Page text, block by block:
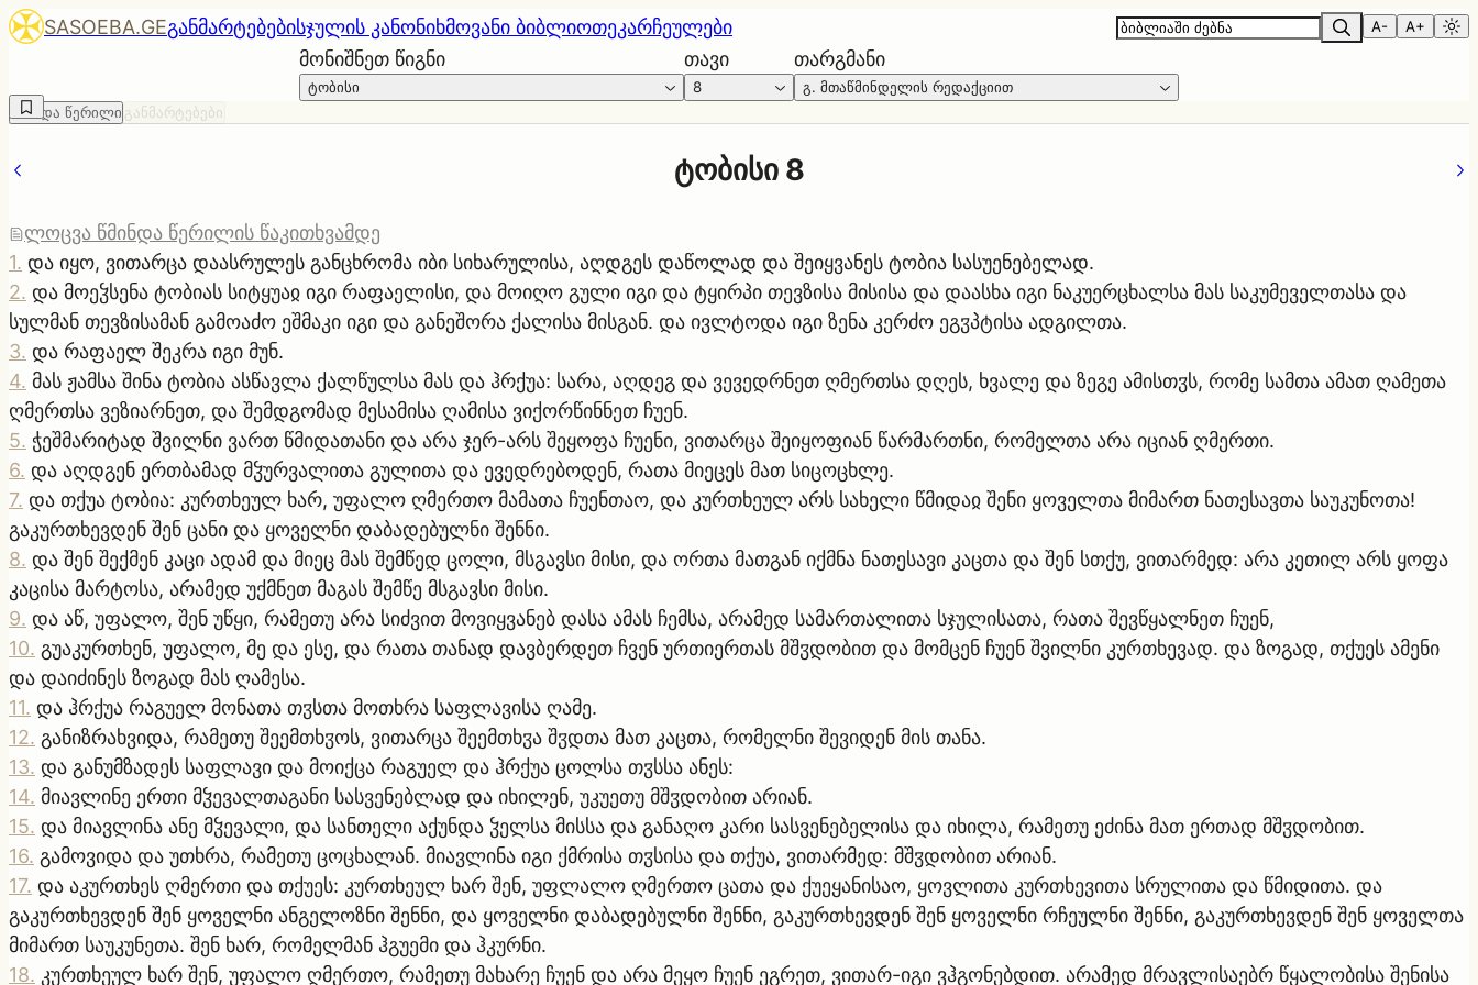
SASOEBA.GEგანმარტებებისჯულის კანონიხმოვანი ბიბლიოთეკარჩეულები A- A+
მონიშნეთ წიგნი
ტობისი
თავი
8
თარგმანი
გ. მთაწმინდელის რედაქციით
წმინდა წერილი განმარტებები
ტობისი 8
ლოცვა წმინდა წერილის წაკითხვამდე
1. და იყო, ვითარცა დაასრულეს განცხრომა იბი სიხარულისა, აღდგეს დაწოლად და შეიყვანეს ტობია სასუენებელად.
2. და მოეჴსენა ტობიას სიტყუაჲ იგი რაფაელისი, და მოიღო გული იგი და ტყირპი თევზისა მისისა და დაასხა იგი ნაკუერცხალსა მას საკუმეველთასა და
სულმან თევზისამან გამოაძო ეშმაკი იგი და განეშორა ქალისა მისგან. და ივლტოდა იგი ზენა კერძო ეგჳპტისა ადგილთა.
3. და რაფაელ შეკრა იგი მუნ.
4. მას ჟამსა შინა ტობია ასწავლა ქალწულსა მას და ჰრქუა: სარა, აღდეგ და ვევედრნეთ ღმერთსა დღეს, ხვალე და ზეგე ამისთჳს, რომე სამთა ამათ ღამეთა
ღმერთსა ვეზიარნეთ, და შემდგომად მესამისა ღამისა ვიქორწინნეთ ჩუენ.
5. ჭეშმარიტად შვილნი ვართ წმიდათანი და არა ჯერ-არს შეყოფა ჩუენი, ვითარცა შეიყოფიან წარმართნი, რომელთა არა იციან ღმერთი.
6. და აღდგენ ერთბამად მჴურვალითა გულითა და ევედრებოდენ, რათა მიეცეს მათ სიცოცხლე.
7. და თქუა ტობია: კურთხეულ ხარ, უფალო ღმერთო მამათა ჩუენთაო, და კურთხეულ არს სახელი წმიდაჲ შენი ყოველთა მიმართ ნათესავთა საუკუნოთა!
გაკურთხევდენ შენ ცანი და ყოველნი დაბადებულნი შენნი.
8. და შენ შექმენ კაცი ადამ და მიეც მას შემწედ ცოლი, მსგავსი მისი, და ორთა მათგან იქმნა ნათესავი კაცთა და შენ სთქუ, ვითარმედ: არა კეთილ არს ყოფა
კაცისა მარტოსა, არამედ უქმნეთ მაგას შემწე მსგავსი მისი.
9. და აწ, უფალო, შენ უწყი, რამეთუ არა სიძვით მოვიყვანებ დასა ამას ჩემსა, არამედ სამართალითა სჯულისათა, რათა შევწყალნეთ ჩუენ,
10. გუაკურთხენ, უფალო, მე და ესე, და რათა თანად დავბერდეთ ჩვენ ურთიერთას მშჳდობით და მომცენ ჩუენ შვილნი კურთხევად. და ზოგად, თქუეს ამენი
და დაიძინეს ზოგად მას ღამესა.
11. და ჰრქუა რაგუელ მონათა თჳსთა მოთხრა საფლავისა ღამე.
12. განიზრახვიდა, რამეთუ შეემთხჳოს, ვითარცა შეემთხჳა შჳდთა მათ კაცთა, რომელნი შევიდენ მის თანა.
13. და განუმზადეს საფლავი და მოიქცა რაგუელ და ჰრქუა ცოლსა თჳსსა ანეს:
14. მიავლინე ერთი მჴევალთაგანი სასვენებლად და იხილენ, უკუეთუ მშჳდობით არიან.
15. და მიავლინა ანე მჴევალი, და სანთელი აქუნდა ჴელსა მისსა და განაღო კარი სასვენებელისა და იხილა, რამეთუ ეძინა მათ ერთად მშჳდობით.
16. გამოვიდა და უთხრა, რამეთუ ცოცხალან. მიავლინა იგი ქმრისა თჳსისა და თქუა, ვითარმედ: მშჳდობით არიან.
17. და აკურთხეს ღმერთი და თქუეს: კურთხეულ ხარ შენ, უფლალო ღმერთო ცათა და ქუეყანისაო, ყოვლითა კურთხევითა სრულითა და წმიდითა. და
გაკურთხევდენ შენ ყოველნი ანგელოზნი შენნი, და ყოველნი დაბადებულნი შენნი, გაკურთხევდენ შენ ყოველნი რჩეულნი შენნი, გაკურთხევდენ შენ ყოველთა
მიმართ საუკუნეთა. შენ ხარ, რომელმან ჰგუემი და ჰკურნი.
18. კურთხეულ ხარ შენ, უფალო ღმერთო, რამეთუ მახარე ჩუენ და არა მეყო ჩუენ ეგრეთ, ვითარ-იგი ვჰგონებდით. არამედ მრავლისაებრ წყალობისა შენისა